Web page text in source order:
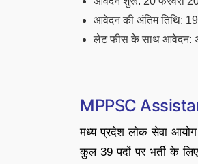
आवेदन की अंतिम तिथि:
लेट फीस के साथ आवेदन:
MPPSC
मध्य प्रदेश लोक सेवा
कुल 39 पदों पर भर्ती के